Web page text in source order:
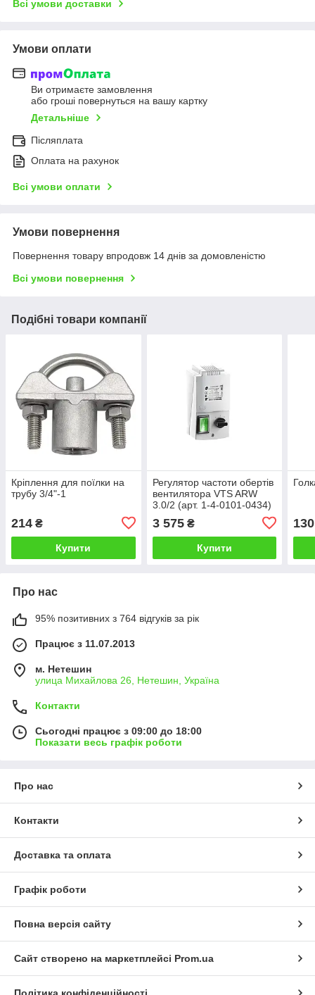
Всі умови доставки
Умови оплати
Ви отримаєте замовлення
або гроші повернуться на вашу картку
Детальніше
Післяплата
Оплата на рахунок
Всі умови оплати
Умови повернення
Повернення товару впродовж 14 днів за домовленістю
Всі умови повернення
Подібні товари компанії
Кріплення для поїлки на
трубу 3/4"-1
214 ₴
Купити
Регулятор частоти обертів
вентилятора VTS ARW
3.0/2 (арт. 1-4-0101-0434)
3 575₴
Купити
130
Про нас
95% позитивних з 764 відгуків за рік
Працює з 11.07.2013
м. Нетешин
улица Михайлова 26, Нетешин, Україна
Контакти
Сьогодні працює з 09:00 до 18:00
Показати весь графік роботи
Про нас
Контакти
Доставка та оплата
Графік роботи
Повна версія сайту
Сайт створено на маркетплейсі Prom.ua